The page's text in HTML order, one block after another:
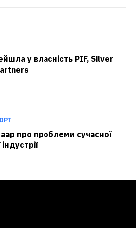
у власність PIF, Silver
про проблеми сучасної